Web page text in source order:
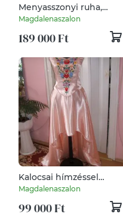
Menyasszonyi ruha,
alkalmi, báli, tánc,
szalagavatós ruha, fehér -
bordó.
Magdalenaszalon
189 000 Ft
Kalocsai hímzéssel
diszített alkalmi,
menyecske,
menyasszonyi ruha
Magdalenaszalon
99 000 Ft